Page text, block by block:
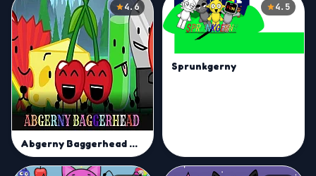
4.6
Abgerny Baggerhead Mod
4.5
Sprunkgerny